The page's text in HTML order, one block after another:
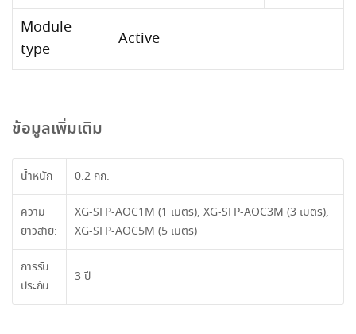
Module
type
Active
ข้อมูลเพิ่มเติม
น้ำหนัก 0.2 กก.
ความ
ยาวสาย:
XG-SFP-AOC1M (1 เมตร), XG-SFP-AOC3M (3 เมตร),
XG-SFP-AOC5M (5 เมตร)
การรับ
ประกัน
3 ปี